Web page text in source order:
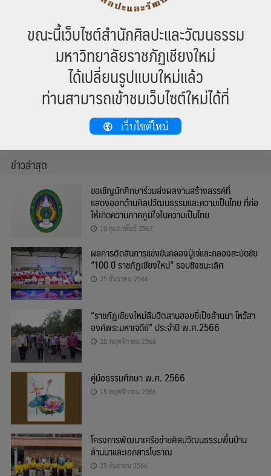
3 … 90
หมวดหมู่
ข่าวล่าสุด
ขอเชิญนักศึกษาร่วมส่งผลงานสร้างสรรค์ที่
แสดงออกด้านศิลปวัฒนธรรมและความเป็นไทย ที่ก่อ
ให้เกิดความภาคภูมิใจในความเป็นไทย
19 กุมภาพันธ์ 2567
ผลการตัดสินการแข่งขันกลองปู่เจ่และกลองสะบัดชัย
“100 ปี ราชภัฏเชียงใหม่” รอบชิงชนะเลิศ
25 ธันวาคม 2566
“ราชภัฏเชียงใหม่สืบฮีตสานฮอยยี่เป็งล้านนา ไหว้สา
องค์พระมหาเจดีย์” ประจำปี พ.ศ.2566
28 พฤศจิกายน 2566
คู่มือธรรมศึกษา พ.ศ. 2566
15 พฤศจิกายน 2566
โครงการพัฒนาเครือข่ายศิลปวัฒนธรรมพื้นบ้าน
ล้านนาและเอกสารโบราณ
25 กันยายน 2566
ขณะนี้เว็บไซต์สำนักศิลปะและวัฒนธรรม
มหาวิทยาลัยราชภัฏเชียงใหม่
ได้เปลี่ยนรูปแบบใหม่แล้ว
ท่านสามารถเข้าชมเว็บไซต์ใหม่ได้ที่
เว็บไซต์ใหม่